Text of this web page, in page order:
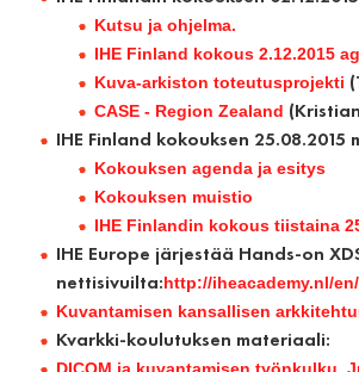
Kutsu ja ohjelma.
IHE Finland kokous 2.12.2015
Kuva-arkiston toteutusprojekti
CASE - Region Zealand
IHE Finland kokouksen 25.08.2015
Kokouksen agenda ja esitys
Kokouksen muistio
IHE Finlandin kokous tiistaina
IHE Europe järjestää Hands-on
nettisivuilta:http://iheacademy.nl/
Kuvantamisen kansallisen
Kvarkki-koulutuksen materiaali: